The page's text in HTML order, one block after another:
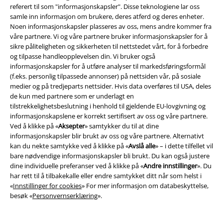
referert til som "informasjonskapsler". Disse teknologiene lar oss
samle inn informasjon om brukere, deres atferd og deres enheter.
Noen informasjonskapsler plasseres av oss, mens andre kommer fra
våre partnere. Vi og våre partnere bruker informasjonskapsler for å
sikre påliteligheten og sikkerheten til nettstedet vårt, for å forbedre
og tilpasse handleopplevelsen din. Vi bruker også
informasjonskapsler for å utføre analyser til markedsføringsformål
(f.eks. personlig tilpassede annonser) på nettsiden vår, på sosiale
medier og på tredjeparts nettsider. Hvis data overføres til USA, deles
de kun med partnere som er underlagt en
tilstrekkelighetsbeslutning i henhold til gjeldende EU-lovgivning og
informasjonskapslene er korrekt sertifisert av oss og våre partnere.
Ved å klikke på «Aksepter» samtykker du til at dine
informasjonskapsler blir brukt av oss og våre partnere. Alternativt
kan du nekte samtykke ved å klikke på «Avslå alle» – i dette tilfellet vil
bare nødvendige informasjonskapsler bli brukt. Du kan også justere
dine individuelle preferanser ved å klikke på «Andre innstillinger». Du
har rett til å tilbakekalle eller endre samtykket ditt når som helst i
«Innstillinger for cookies» For mer informasjon om databeskyttelse,
besøk «Personvernserklæring».
Banned Retro
Rockabilly-hypen har gått deg helt forbi så langt? Ved synet av
moteplaggene fra Banned Retro vil du også bli grepet av vintage
kjærlighet. Svingenderetrokjoler, cardigans med lekne detaljer, søte
bluser og vintage pumps vil raskt finne veien inn i garderoben din i
fremtiden. Moten på 40-, 50- og 60-tallet har opplevd en vekkelse i noen
tid nå, og vil også fengsle deg. Hvorfor? Vel, fordi du aldri har sett bedre
ut enn med mote fra merket Banned Retro. Lekne detaljer som buer,
knapper og dekorative bånd møter feminine mønstre som flaterer hver
figur.
Banned Retro er mye mer enn hipp mote – det er en holdning til livet.
Som Normas nybakte eplepai, en cream shake i Joe's melkebar eller en
snurr på 50-tallets Cadillac. Det trendy merket gjenspeiler lettheten på
50-tallet og presenterer seg med friske stiler i et muntert retroutseende.
Oppdag vintageklær og tilbehør i EMP-nettbutikken.